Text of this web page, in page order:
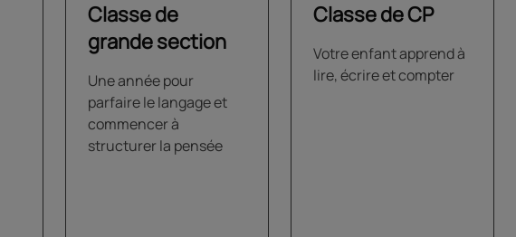
Classe de
grande section
Une année pour
parfaire le langage et
commencer à
structurer la pensée
Classe de CP
Votre enfant apprend à
lire, écrire et compter